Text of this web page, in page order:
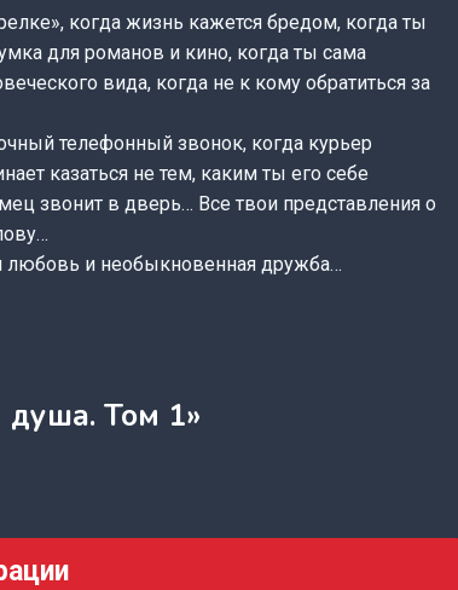
когда жизнь кажется бредом, когда ты
для романов и кино, когда ты сама
вида, когда не к кому обратиться за
телефонный звонок, когда курьер
казаться не тем, каким ты его себе
звонит в дверь… Все твои представления о
любовь и необыкновенная дружба…
душа. Том 1»